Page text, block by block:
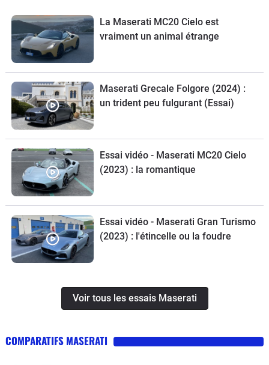
La Maserati MC20 Cielo est
vraiment un animal étrange
Maserati Grecale Folgore (2024) :
un trident peu fulgurant (Essai)
Essai vidéo - Maserati MC20 Cielo
(2023) : la romantique
Essai vidéo - Maserati Gran Turismo
(2023) : l'étincelle ou la foudre
Voir tous les essais Maserati
COMPARATIFS MASERATI